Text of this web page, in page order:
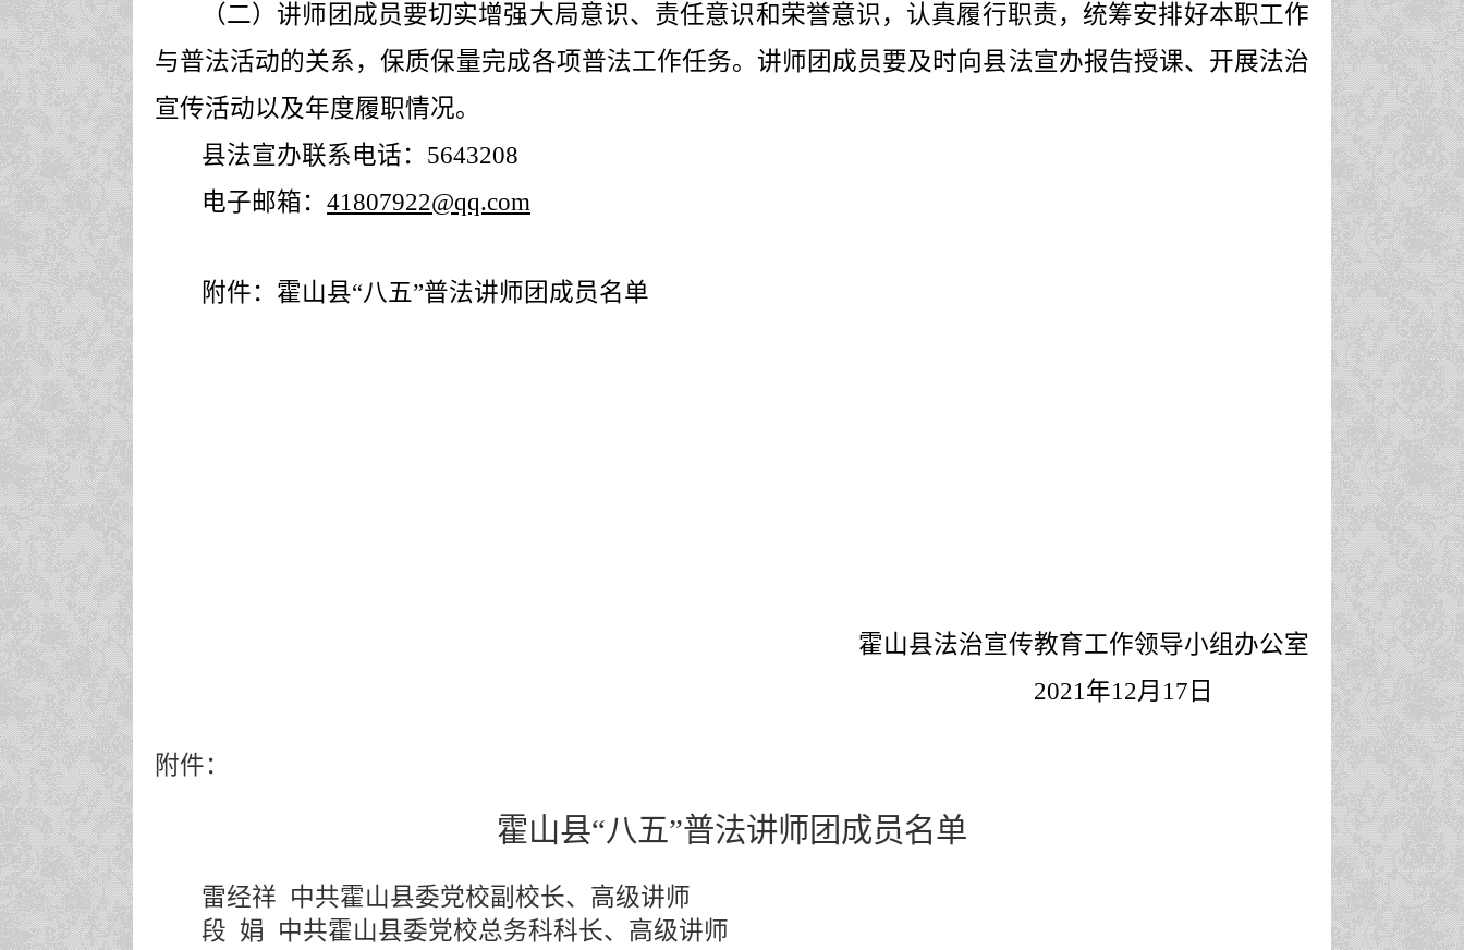
（二）讲师团成员要切实增强大局意识、责任意识和荣誉意识，认真履行职责，统筹安排好本职工作
与普法活动的关系，保质保量完成各项普法工作任务。讲师团成员要及时向县法宣办报告授课、开展法治
宣传活动以及年度履职情况。
县法宣办联系电话： 5643208
电子邮箱： 41807922@qq.com
附件：霍山县“八五”普法讲师团成员名单
霍山县法治宣传教育工作领导小组办公室
2021年12月 17 日
附件：
霍山县“八五”普法讲师团成员名单
雷经祥 中共霍山县委党校副校长、高级讲师
段 娟
中共霍山县委党校总务科科长、高级讲师